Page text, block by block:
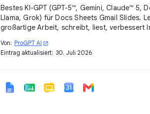
Bestes KI-GPT (GPT-5™, Gemini, Claude™ 5,
Llama, Grok) für Docs Sheets Gmail Slides.
großartige Arbeit, schreibt, liest, verbessert
Von: ProGPT AI open_in_new
Eintrag aktualisiert: 30. Juli 2026